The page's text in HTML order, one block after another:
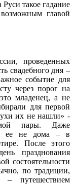
такое гадание
главой
проведенных
свадебного дня –
событие для
через порог на
младенец, а не
для первой
их не нашли» -
пары. Даже
ее не дома – в
После этого
празднования
состоятельности
по традиции,
– путешествием